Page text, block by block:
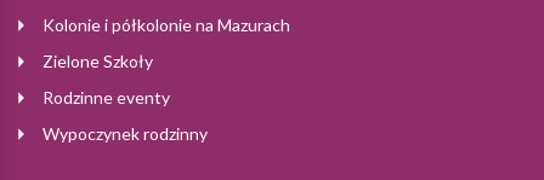
Kolonie i półkolonie na Mazurach
Zielone Szkoły
Rodzinne eventy
Wypoczynek rodzinny